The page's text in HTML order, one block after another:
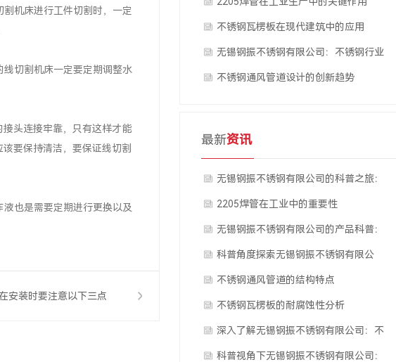
机床进行工件切割时，一定
切割机床一定要定期调整水
头连接牢靠，只有这样才能
要保持清洁，要保证线切割
也是需要定期进行更换以及
安装时要注意以下三点
不锈钢瓦楞板在现代建筑中的应用
无锡钢振不锈钢有限公司：不锈钢行业
的领军企业
不锈钢通风管道设计的创新趋势
最新资讯
无锡钢振不锈钢有限公司的科普之旅：
不锈钢通风管道的设计原理
2205焊管在工业中的重要性
无锡钢振不锈钢有限公司的产品科普：
不锈钢通风管道的制作工艺
科普角度探索无锡钢振不锈钢有限公
司：不锈钢瓦楞板的科学应用
不锈钢通风管道的结构特点
不锈钢瓦楞板的耐腐蚀性分析
深入了解无锡钢振不锈钢有限公司：不
锈钢通风管道的功能特性
科普视角下无锡钢振不锈钢有限公司：